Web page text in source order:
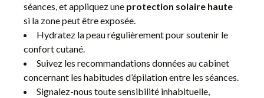
séances, et appliquez une protection solaire haute
si la zone peut être exposée.
Hydratez la peau régulièrement pour soutenir le
confort cutané.
Suivez les recommandations données au cabinet
concernant les habitudes d’épilation entre les séances.
Signalez-nous toute sensibilité inhabituelle,